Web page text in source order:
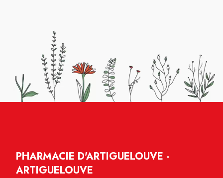
PHARMACIE D'ARTIGUELOUVE -
ARTIGUELOUVE